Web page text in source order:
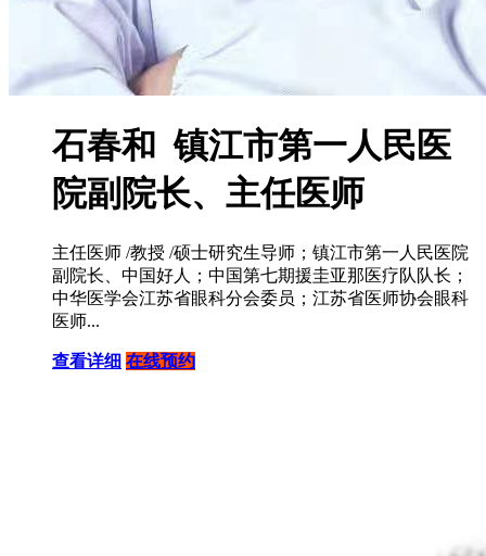
石春和 镇江市第一人民医
院副院长、主任医师
主任医师 /教授 /硕士研究生导师；镇江市第一人民医院
副院长、中国好人；中国第七期援圭亚那医疗队队长；
中华医学会江苏省眼科分会委员；江苏省医师协会眼科
医师...
查看详细 在线预约